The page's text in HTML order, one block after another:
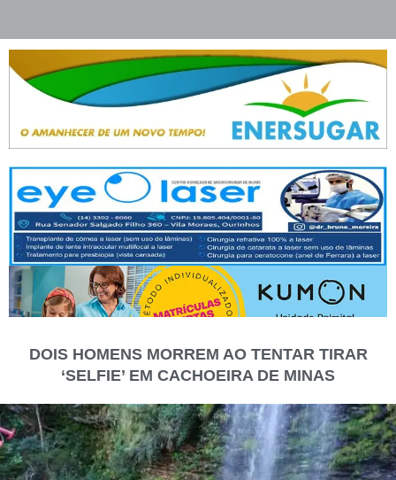
DOIS HOMENS MORREM AO TENTAR TIRAR
‘SELFIE’ EM CACHOEIRA DE MINAS